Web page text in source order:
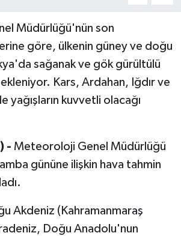
Müdürlüğü'nün son
göre, ülkenin güney ve doğu
sağanak ve gök gürültülü
Kars, Ardahan, Iğdır ve
yağışların kuvvetli olacağı
- Meteoroloji Genel Müdürlüğü
gününe ilişkin hava tahmin
Akdeniz (Kahramanmaraş
Doğu Anadolu'nun